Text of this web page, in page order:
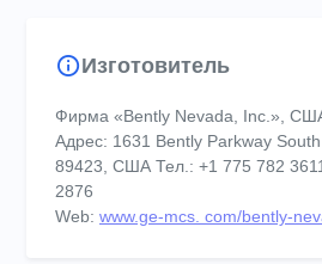
Изготовитель
Фирма «Bently Nevada, Inc.»,
Адрес: 1631 Bently Parkway
89423, США Тел.: +1 775 782
2876
Web: www.ge-mcs. com/bently-